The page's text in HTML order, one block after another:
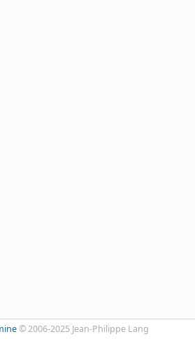
© 2006-2025 Jean-Philippe Lang